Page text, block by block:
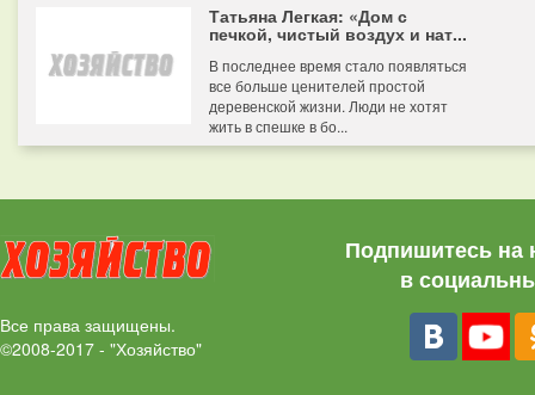
Татьяна Легкая: «Дом с
печкой, чистый воздух и нат...
В последнее время стало появляться
все больше ценителей простой
деревенской жизни. Люди не хотят
жить в спешке в бо...
Все права защищены.
©2008-2017 - "Хозяйство"
Подпишитесь на
в